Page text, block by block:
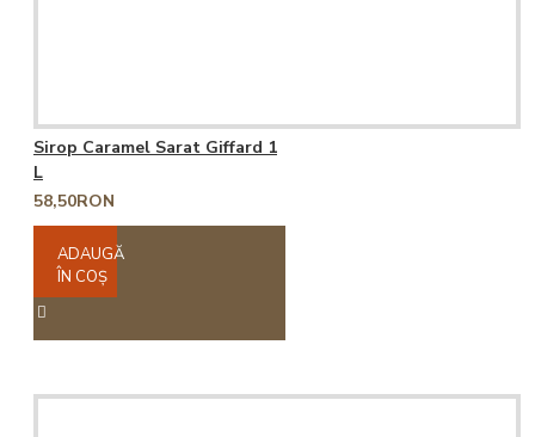
Sirop Caramel Sarat Giffard 1
L
58,50RON
ADAUGĂ
ÎN COŞ